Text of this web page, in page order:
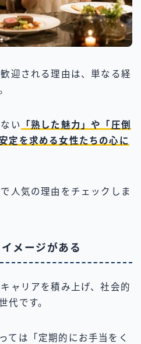
迎される理由は、単なる経
い
「熟した魅力」や「圧倒
定を求める女性たちの心に
人気の理由をチェックしま
メージがある
ャリアを積み上げ、社会的
代です。
ては「定期的にお手当をく